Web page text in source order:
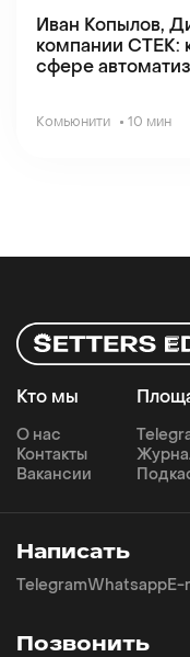
Иван Копылов,
компании СТЕК:
сфере
Комьюнити 10 мин
Кто мы
О нас
Контакты
Вакансии
Написать
TelegramWhatsapp E-
Позвонить